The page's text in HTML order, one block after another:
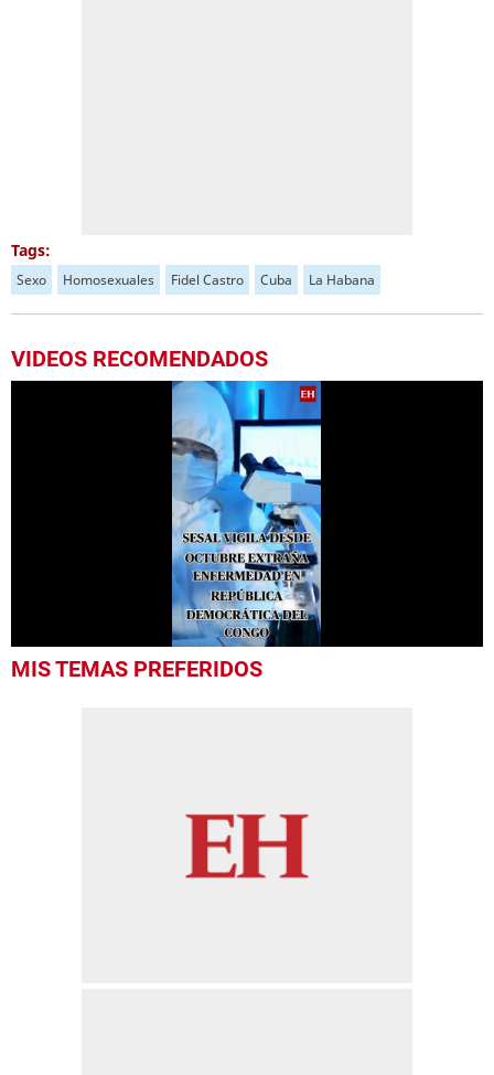
Tags:
Sexo Homosexuales Fidel Castro Cuba La Habana
VIDEOS RECOMENDADOS
seconds
MIS TEMAS PREFERIDOS